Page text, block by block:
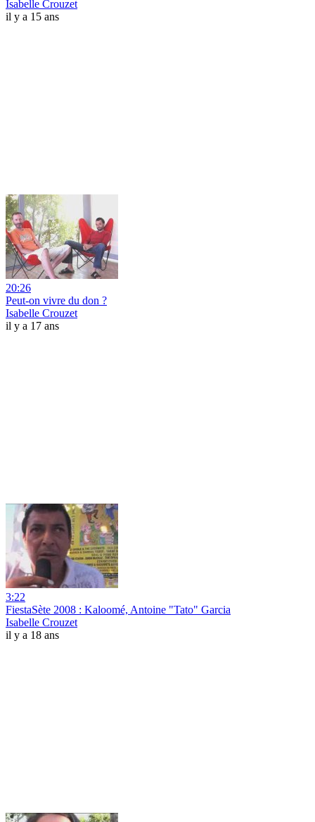
Isabelle Crouzet
il y a 15 ans
20:26
Peut-on vivre du don ?
Isabelle Crouzet
il y a 17 ans
3:22
FiestaSète 2008 : Kaloomé, Antoine "Tato" Garcia
Isabelle Crouzet
il y a 18 ans